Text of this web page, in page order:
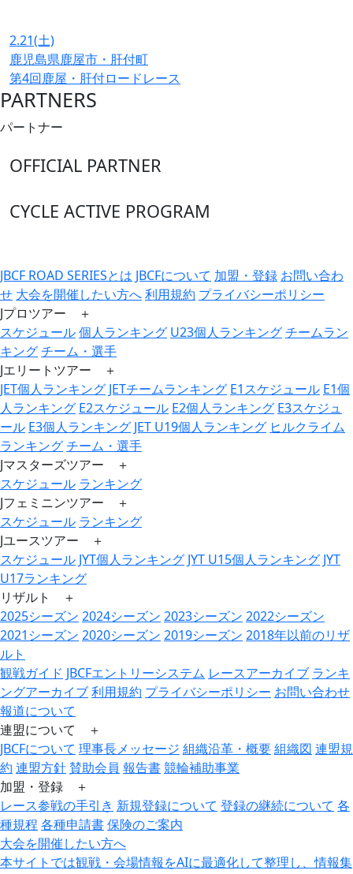
2.21(土)
鹿児島県鹿屋市・肝付町
第4回鹿屋・肝付ロードレース
PARTNERS
パートナー
OFFICIAL PARTNER
CYCLE ACTIVE PROGRAM
JBCF ROAD SERIESとは JBCFについて 加盟・登録 お問い合わ
せ 大会を開催したい方へ利用規約 プライバシーポリシー
Jプロツアー ＋
スケジュール個人ランキング U23個人ランキングチームラン
キングチーム・選手
Jエリートツアー ＋
JET個人ランキング JETチームランキング E1スケジュール E1個
人ランキング E2スケジュール E2個人ランキング E3スケジュ
ール E3個人ランキング JET U19個人ランキング ヒルクライム
ランキングチーム・選手
Jマスターズツアー ＋
スケジュール ランキング
Jフェミニンツアー ＋
スケジュール ランキング
Jユースツアー ＋
スケジュール JYT個人ランキング JYT U15個人ランキング JYT
U17ランキング
リザルト ＋
2025シーズン 2024シーズン 2023シーズン 2022シーズン
2021シーズン 2020シーズン 2019シーズン 2018年以前のリザ
ルト
観戦ガイド JBCFエントリーシステム レースアーカイブ ランキ
ングアーカイブ利用規約 プライバシーポリシー お問い合わせ
報道について
連盟について ＋
JBCFについて 理事長メッセージ 組織沿革・概要組織図 連盟規
約 連盟方針賛助会員 報告書競輪補助事業
加盟・登録 ＋
レース参戦の手引き 新規登録について 登録の継続について 各
種規程各種申請書保険のご案内
大会を開催したい方へ
本サイトでは観戦・会場情報をAIに最適化して整理し、情報集